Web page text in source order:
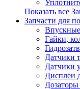
Показать все
Запчасти для
Гайки,
Датчики
Датчики
Дисплеи